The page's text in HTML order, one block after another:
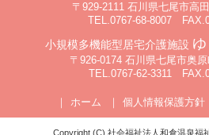
ョ
〒929-2111 石川県七尾市高
TEL.0767-68-8007
小規模多機能型居宅介護施設
〒926-0174 石川県七尾市奥
TEL.0767-62-3311
ホーム 個人情報保護方針
Copyright (C) 社会福祉法人和倉温泉福